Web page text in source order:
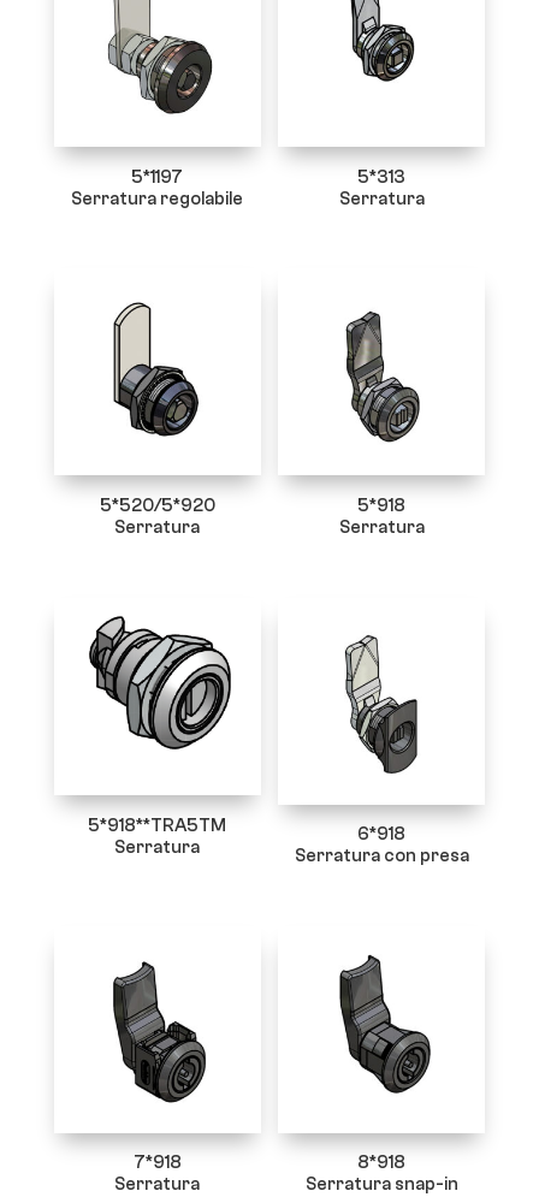
5*1197
Serratura regolabile
5*313
Serratura
5*520/5*920
Serratura
5*918
Serratura
5*918**TRA5TM
Serratura
6*918
Serratura con presa
7*918
Serratura
8*918
Serratura snap-in